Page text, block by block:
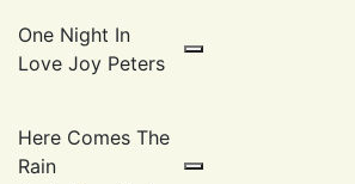
One Night In
Love Joy Peters
Here Comes The
Rain